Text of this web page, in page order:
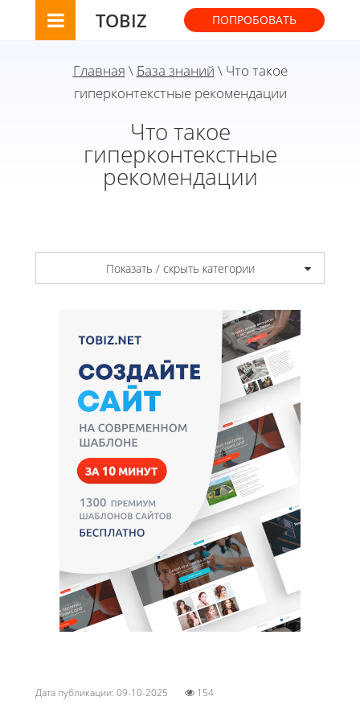
TOBIZ ПОПРОБОВАТЬ
Главная \ База знаний \ Что такое
гиперконтекстные рекомендации
Что такое
гиперконтекстные
рекомендации
Показать / скрыть категории
Дата публикации: 09-10-2025 154